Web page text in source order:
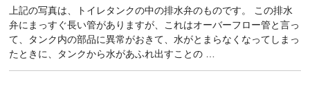
上記の写真は、トイレタンクの中の排水弁のものです。 この排水
弁にまっすぐ長い管がありますが、これはオーバーフロー管と言っ
て、タンク内の部品に異常がおきて、水がとまらなくなってしまっ
たときに、タンクから水があふれ出すことの …